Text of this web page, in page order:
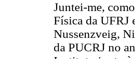
Juntei-me,
Física da UFRJ
Nussenzveig,
da PUCRJ no